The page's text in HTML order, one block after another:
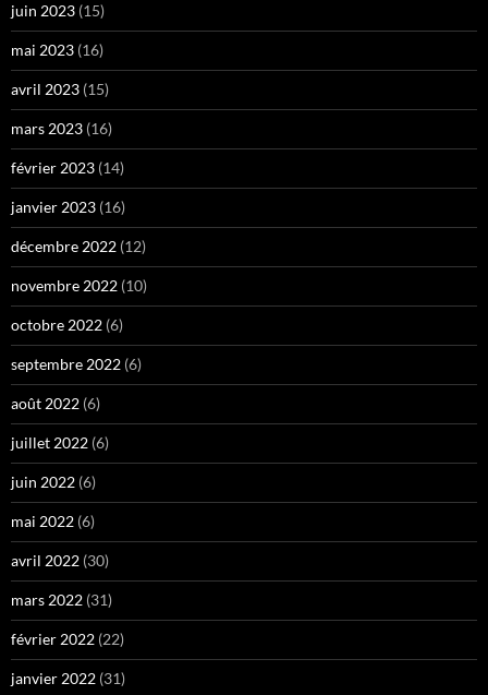
juin 2023 (15)
mai 2023 (16)
avril 2023 (15)
mars 2023 (16)
février 2023 (14)
janvier 2023 (16)
décembre 2022 (12)
novembre 2022 (10)
octobre 2022 (6)
septembre 2022 (6)
août 2022 (6)
juillet 2022 (6)
juin 2022 (6)
mai 2022 (6)
avril 2022 (30)
mars 2022 (31)
février 2022 (22)
janvier 2022 (31)